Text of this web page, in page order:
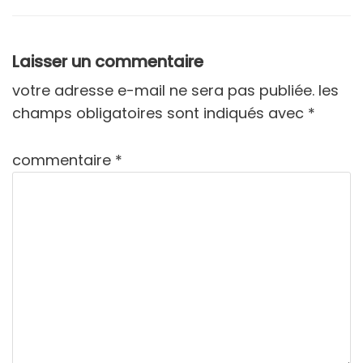
Laisser un commentaire
votre adresse e-mail ne sera pas publiée. les
champs obligatoires sont indiqués avec *
commentaire *